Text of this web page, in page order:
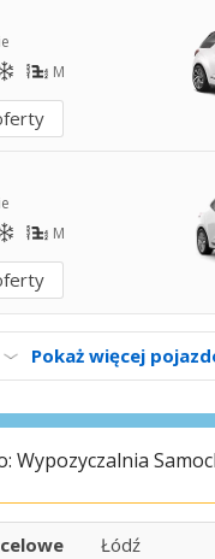
M
M
Pokaż więcej
Wypozyczalnia
Łódź